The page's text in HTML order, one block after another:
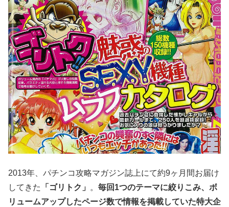
2013年、パチンコ攻略マガジン誌上にて約9ヶ月間お届け
してきた
「ゴリトク」 。 毎回1つのテーマに絞りこみ、ボ
リュームアップしたページ数で情報を掲載していた特大企